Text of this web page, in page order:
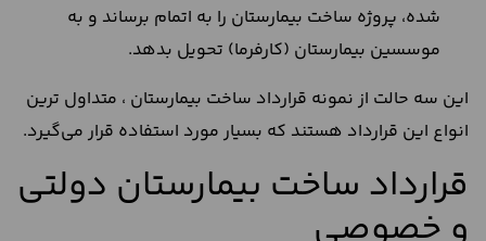
شده، پروژه ساخت بیمارستان را به اتمام برساند و به
موسسین بیمارستان (کارفرما) تحویل بدهد.
این سه حالت از نمونه قرارداد ساخت بیمارستان ، متداول ترین
انواع این قرارداد هستند که بسیار مورد استفاده قرار می‌گیرد.
قرارداد ساخت بیمارستان دولتی
و خصوصی